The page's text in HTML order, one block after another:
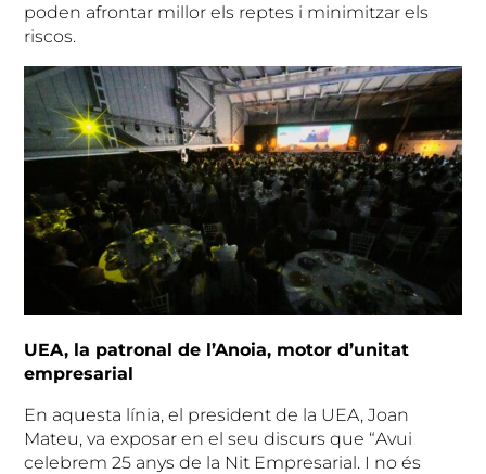
poden afrontar millor els reptes i minimitzar els
riscos.
UEA, la patronal de l’Anoia, motor d’unitat
empresarial
En aquesta línia, el president de la UEA, Joan
Mateu, va exposar en el seu discurs que “Avui
celebrem 25 anys de la Nit Empresarial. I no és